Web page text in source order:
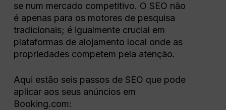
se num mercado competitivo. O SEO não
é apenas para os motores de pesquisa
tradicionais; é igualmente crucial em
plataformas de alojamento local onde as
propriedades competem pela atenção.
Aqui estão seis passos de SEO que pode
aplicar aos seus anúncios em
Booking.com: